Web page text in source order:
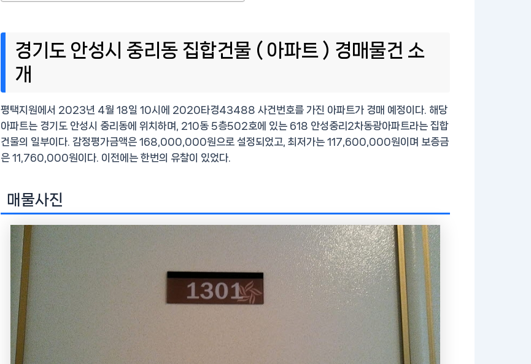
경기도 안성시 중리동 집합건물 ( 아파트 ) 경매물건 소
개
평택지원에서 2023년 4월 18일 10시에 2020타경43488 사건번호를 가진 아파트가 경매 예정이다. 해당
아파트는 경기도 안성시 중리동에 위치하며, 210동 5층502호에 있는 618 안성중리2차동광아파트라는 집합
건물의 일부이다. 감정평가금액은 168,000,000원으로 설정되었고, 최저가는 117,600,000원이며 보증금
은 11,760,000원이다. 이전에는 한번의 유찰이 있었다.
매물사진